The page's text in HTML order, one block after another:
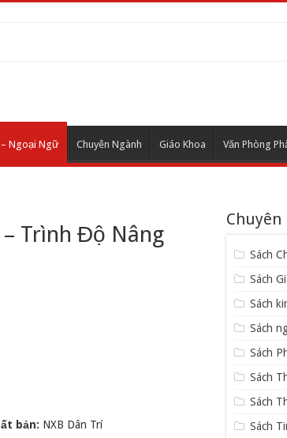
– Ngoại Ngữ Chuyên Ngành Giáo Khoa Văn Phòng
Trình Độ Nâng
bản: NXB Dân Trí
Chuyên
Sách
Sách
Sách
Sách
Sách
Sách
Sách
Sách